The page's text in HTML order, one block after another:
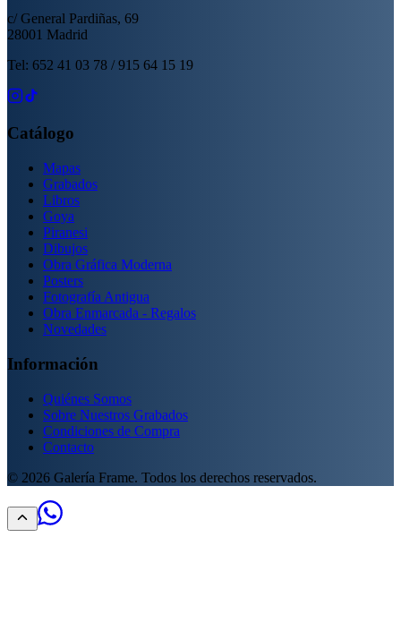
c/ General Pardiñas, 69
28001 Madrid
Tel: 652 41 03 78 / 915 64 15 19
Catálogo
Mapas
Grabados
Libros
Goya
Piranesi
Dibujos
Obra Gráfica Moderna
Posters
Fotografía Antigua
Obra Enmarcada - Regalos
Novedades
Información
Quiénes Somos
Sobre Nuestros Grabados
Condiciones de Compra
Contacto
© 2026 Galería Frame. Todos los derechos reservados.